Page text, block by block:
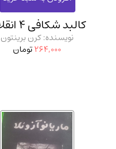
کالبد شکافی 4 انقلاب
نویسنده: کرن برینتون
264,000تومان